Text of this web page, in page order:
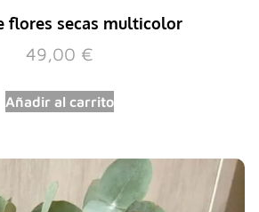
flores secas multicolor
49,00 €
Añadir al carrito